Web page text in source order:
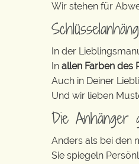
Wir stehen für
In der
In allen Farben des
Auch in Deiner
Und wir lieben
Die Anhänger
Anders als bei den
Sie spiegeln